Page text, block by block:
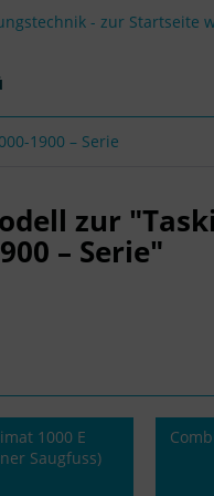
1900 – Serie
zur
– Serie"
1000 E
Saugfuss)